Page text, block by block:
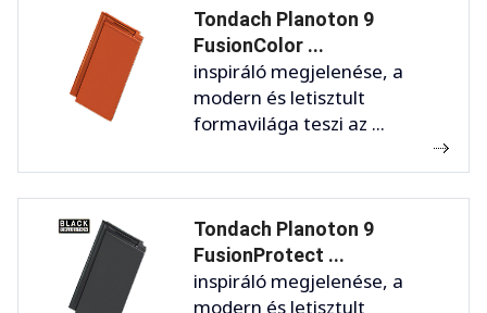
Tondach Planoton 9
FusionColor ...
inspiráló megjelenése, a
modern és letisztult
formavilága teszi az ...
Tondach Planoton 9
FusionProtect ...
inspiráló megjelenése, a
modern és letisztult